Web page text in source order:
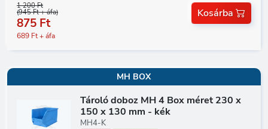
1 200 Ft
(945 Ft + áfa)
875 Ft
689 Ft + áfa
Kosárba
MH BOX
Tároló doboz MH 4 Box méret 230 x
150 x 130 mm - kék
MH4-K